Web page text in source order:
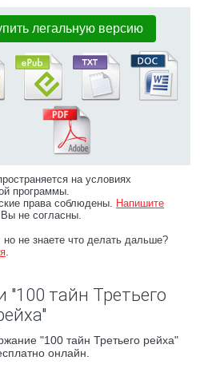
легальную версию
на условиях
программы.
права соблюдены. Напишите
не согласны.
не знаете что делать дальше?
.
"100 тайн Третьего
"100 тайн Третьего рейха"
онлайн.